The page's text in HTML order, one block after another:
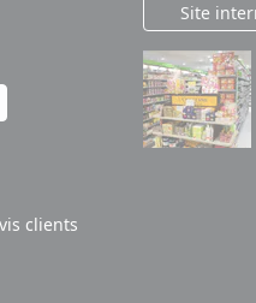
clients
Site